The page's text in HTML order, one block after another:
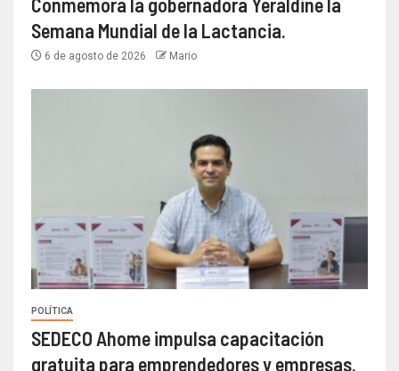
Semana Mundial de la Lactancia.
6 de agosto de 2026 Mario
POLÍTICA
SEDECO Ahome impulsa capacitación
gratuita para emprendedores y empresas.